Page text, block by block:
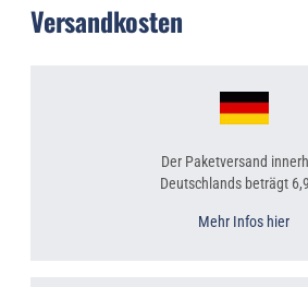
Versandkosten
Der Paketversand
Deutschlands beträgt
Mehr Infos hier